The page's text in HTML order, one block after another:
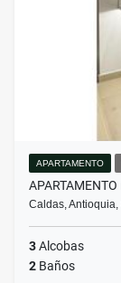
APARTAMENTO
Caldas,
3Alcobas
2 Baños